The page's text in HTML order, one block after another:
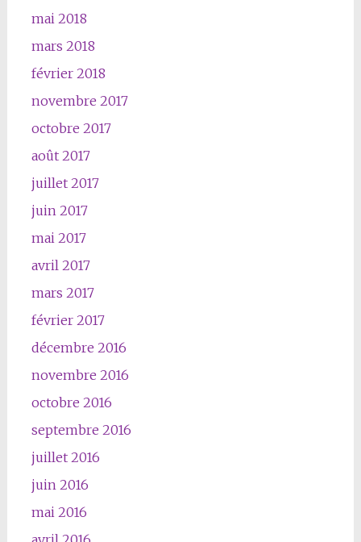
mai 2018
mars 2018
février 2018
novembre 2017
octobre 2017
août 2017
juillet 2017
juin 2017
mai 2017
avril 2017
mars 2017
février 2017
décembre 2016
novembre 2016
octobre 2016
septembre 2016
juillet 2016
juin 2016
mai 2016